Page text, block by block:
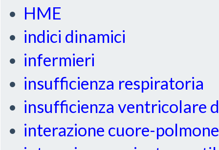
HME
indici dinamici
infermieri
insufficienza respiratoria
insufficienza ventricolare
interazione cuore-polmone